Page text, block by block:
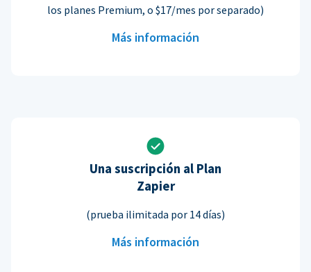
los planes Premium, o $17/mes por separado)
Más información
Una suscripción al Plan
Zapier
(prueba ilimitada por 14 días)
Más información